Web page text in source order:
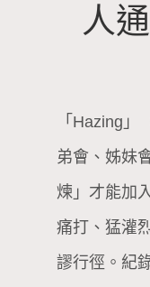
人
「Hazing」
弟會、姊妹
煉」才能加
痛打、猛灌
謬行徑。紀